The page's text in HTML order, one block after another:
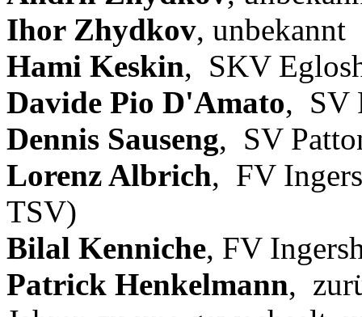
Ihor Zhydkov, unbekannt
Hami Keskin, SKV
Davide Pio D'Amato, SV
Dennis Sauseng, SV
Lorenz Albrich, FV
TSV)
Bilal Kenniche, FV
Patrick Henkelmann,